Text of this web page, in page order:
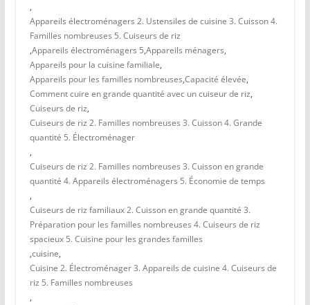
,
Appareils électroménagers 2. Ustensiles de cuisine 3. Cuisson 4.
Familles nombreuses 5. Cuiseurs de riz
,Appareils électroménagers 5,Appareils ménagers,
Appareils pour la cuisine familiale,
Appareils pour les familles nombreuses,Capacité élevée,
Comment cuire en grande quantité avec un cuiseur de riz,
Cuiseurs de riz,
Cuiseurs de riz 2. Familles nombreuses 3. Cuisson 4. Grande
quantité 5. Électroménager
,
Cuiseurs de riz 2. Familles nombreuses 3. Cuisson en grande
quantité 4. Appareils électroménagers 5. Économie de temps
,
Cuiseurs de riz familiaux 2. Cuisson en grande quantité 3.
Préparation pour les familles nombreuses 4. Cuiseurs de riz
spacieux 5. Cuisine pour les grandes familles
,cuisine,
Cuisine 2. Électroménager 3. Appareils de cuisine 4. Cuiseurs de
riz 5. Familles nombreuses
,